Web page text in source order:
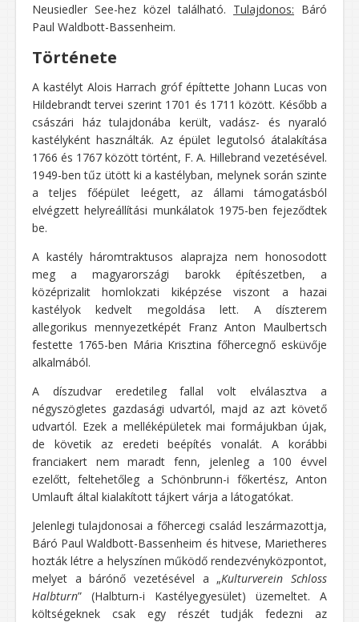
Neusiedler See-hez közel található. Tulajdonos: Báró
Paul Waldbott-Bassenheim.
Története
A kastélyt Alois Harrach gróf építtette Johann Lucas von
Hildebrandt tervei szerint 1701 és 1711 között. Később a
császári ház tulajdonába került, vadász- és nyaraló
kastélyként használták. Az épület legutolsó átalakítása
1766 és 1767 között történt, F. A. Hillebrand vezetésével.
1949-ben tűz ütött ki a kastélyban, melynek során szinte
a teljes főépület leégett, az állami támogatásból
elvégzett helyreállítási munkálatok 1975-ben fejeződtek
be.
A kastély háromtraktusos alaprajza nem honosodott
meg a magyarországi barokk építészetben, a
középrizalit homlokzati kiképzése viszont a hazai
kastélyok kedvelt megoldása lett. A díszterem
allegorikus mennyezetképét Franz Anton Maulbertsch
festette 1765-ben Mária Krisztina főhercegnő esküvője
alkalmából.
A díszudvar eredetileg fallal volt elválasztva a
négyszögletes gazdasági udvartól, majd az azt követő
udvartól. Ezek a melléképületek mai formájukban újak,
de követik az eredeti beépítés vonalát. A korábbi
franciakert nem maradt fenn, jelenleg a 100 évvel
ezelőtt, feltehetőleg a Schönbrunn-i főkertész, Anton
Umlauft által kialakított tájkert várja a látogatókat.
Jelenlegi tulajdonosai a főhercegi család leszármazottja,
Báró Paul Waldbott-Bassenheim és hitvese, Marietheres
hozták létre a helyszínen működő rendezvényközpontot,
melyet a bárónő vezetésével a „Kulturverein Schloss
Halbturn” (Halbturn-i Kastélyegyesület) üzemeltet. A
költségeknek csak egy részét tudják fedezni az